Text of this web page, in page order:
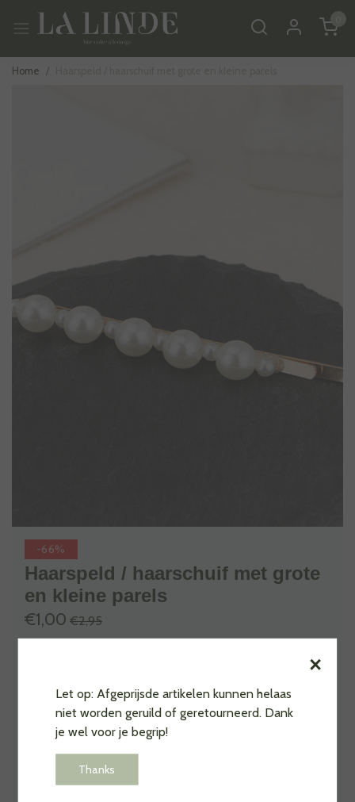
Home
-66%
Haarspeld / haarschuif met grote
en kleine parels
€1,00 €2,95
parels. De schuif is langwerpig en heeft een subtiele vorm. De
diverse varianten
Kies je kleur
×
Let op: Afgeprijsde artikelen kunnen helaas
niet worden geruild of geretourneerd. Dank
je wel voor je begrip!
Thanks